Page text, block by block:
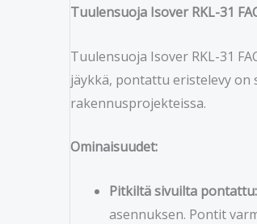
Tuulensuoja Isover RKL-31
Tuulensuoja Isover RKL-31
jäykkä, pontattu eristelevy
rakennusprojekteissa.
Ominaisuudet:
Pitkiltä sivuilta pontattu:
asennuksen. Pontit